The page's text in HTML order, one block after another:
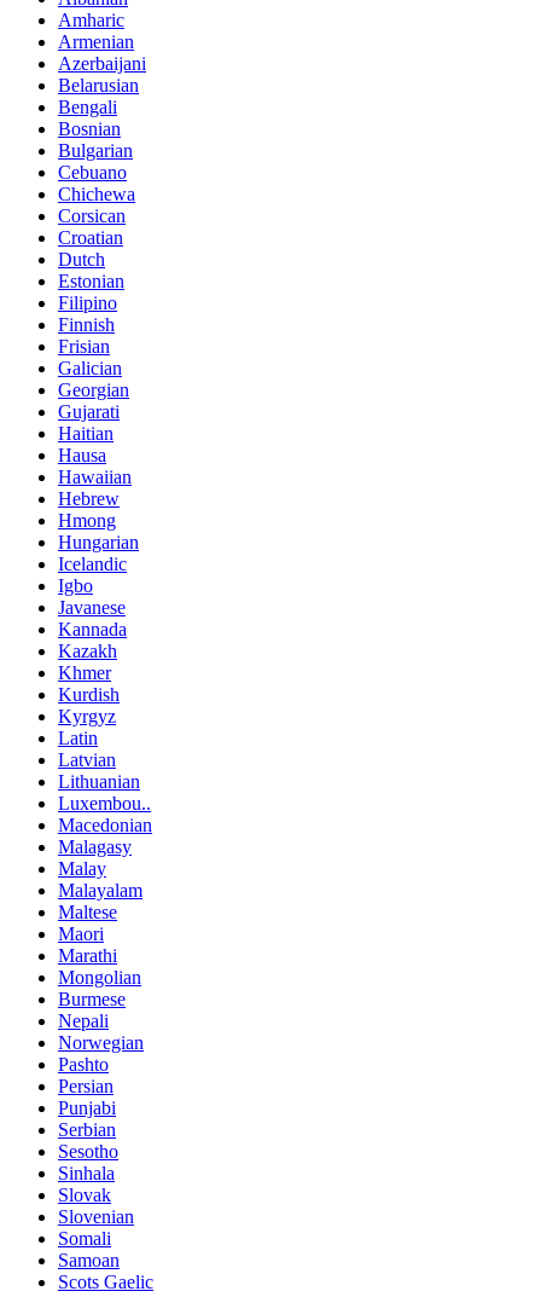
Amharic
Armenian
Azerbaijani
Belarusian
Bengali
Bosnian
Bulgarian
Cebuano
Chichewa
Corsican
Croatian
Dutch
Estonian
Filipino
Finnish
Frisian
Galician
Georgian
Gujarati
Haitian
Hausa
Hawaiian
Hebrew
Hmong
Hungarian
Icelandic
Igbo
Javanese
Kannada
Kazakh
Khmer
Kurdish
Kyrgyz
Latin
Latvian
Lithuanian
Luxembou..
Macedonian
Malagasy
Malay
Malayalam
Maltese
Maori
Marathi
Mongolian
Burmese
Nepali
Norwegian
Pashto
Persian
Punjabi
Serbian
Sesotho
Sinhala
Slovak
Slovenian
Somali
Samoan
Scots Gaelic